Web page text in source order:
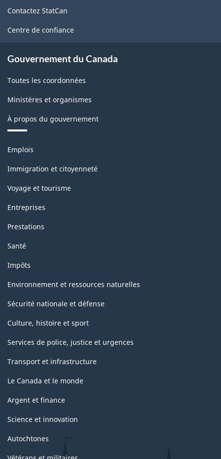
l'Amérique
du
(SCIAN)
1.0
pour
production
industrielle
(selon
la
définition
1950
des
Nations
Unies)
-
la
classification
ce
site
Contactez StatCan
Centre de confiance
Gouvernement du Canada
Toutes les coordonnées
Ministères et organismes
À propos du gouvernement
Thèmes
sujets
Emplois
Immigration et citoyenneté
Voyage et tourisme
Entreprises
Prestations
Santé
Impôts
Environnement et ressources naturelles
Sécurité nationale et défense
Culture, histoire et sport
Services de police, justice et urgences
Transport et infrastructure
Le Canada et le monde
Argent et finance
Science et innovation
Autochtones